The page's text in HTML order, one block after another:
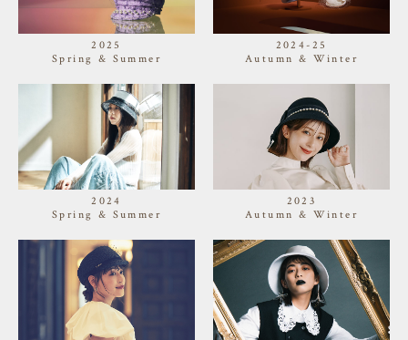
2025
Spring & Summer
2024-25
Autumn & Winter
2024
Spring & Summer
2023
Autumn & Winter